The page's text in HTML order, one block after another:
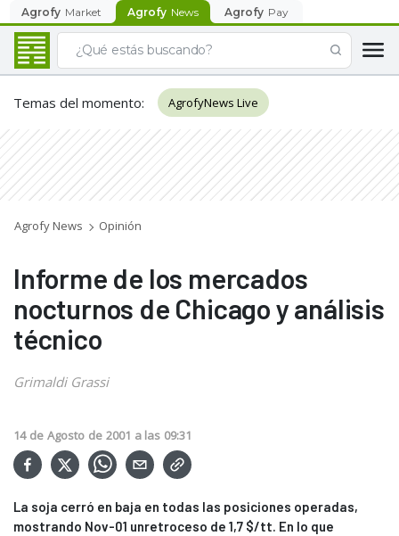
Agrofy Market Agrofy News Agrofy Pay
Temas del momento: AgrofyNews Live
Agrofy News Opinión
Informe de los mercados
nocturnos de Chicago y análisis
técnico
Grimaldi Grassi
14 de Agosto de 2001 a las 09:31
La soja cerró en baja en todas las posiciones operadas,
mostrando Nov-01 unretroceso de 1,7 $/tt. En lo que